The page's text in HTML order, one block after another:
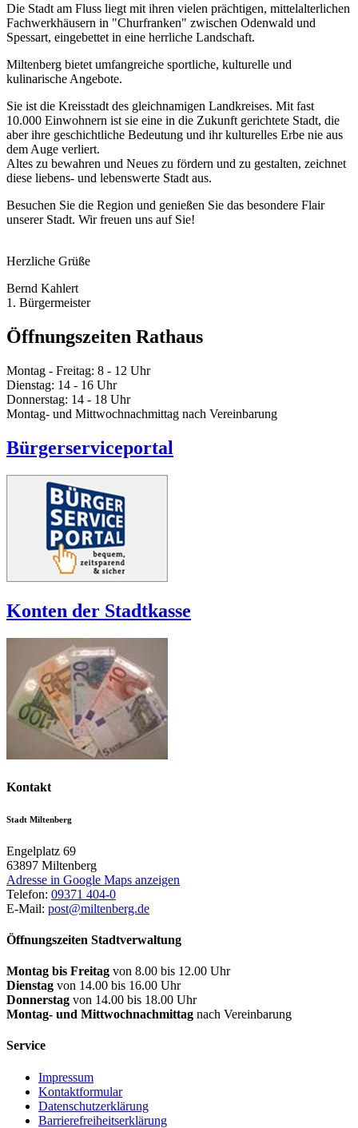
Die Stadt am Fluss liegt mit ihren vielen prächtigen, mittelalterlichen
Fachwerkhäusern in "Churfranken" zwischen Odenwald und
Spessart, eingebettet in eine herrliche Landschaft.
Miltenberg bietet umfangreiche sportliche, kulturelle und
kulinarische Angebote.
Sie ist die Kreisstadt des gleichnamigen Landkreises. Mit fast
10.000 Einwohnern ist sie eine in die Zukunft gerichtete Stadt, die
aber ihre geschichtliche Bedeutung und ihr kulturelles Erbe nie aus
dem Auge verliert.
Altes zu bewahren und Neues zu fördern und zu gestalten, zeichnet
diese liebens- und lebenswerte Stadt aus.
Besuchen Sie die Region und genießen Sie das besondere Flair
unserer Stadt. Wir freuen uns auf Sie!
Herzliche Grüße
Bernd Kahlert
1. Bürgermeister
Öffnungszeiten Rathaus
Montag - Freitag: 8 - 12 Uhr
Dienstag: 14 - 16 Uhr
Donnerstag: 14 - 18 Uhr
Montag- und Mittwochnachmittag nach Vereinbarung
Bürgerserviceportal
Konten der Stadtkasse
Kontakt
Stadt Miltenberg
Engelplatz 69
63897 Miltenberg
Adresse in Google Maps anzeigen
Telefon: 09371 404-0
E-Mail: post@miltenberg.de
Öffnungszeiten Stadtverwaltung
Montag bis Freitag von 8.00 bis 12.00 Uhr
Dienstag von 14.00 bis 16.00 Uhr
Donnerstag von 14.00 bis 18.00 Uhr
Montag- und Mittwochnachmittag nach Vereinbarung
Service
Impressum
Kontaktformular
Datenschutzerklärung
Barrierefreiheitserklärung